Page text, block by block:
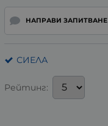
НАПРАВИ ЗАПИТВАНЕ
СИЕЛА
Рейтинг: